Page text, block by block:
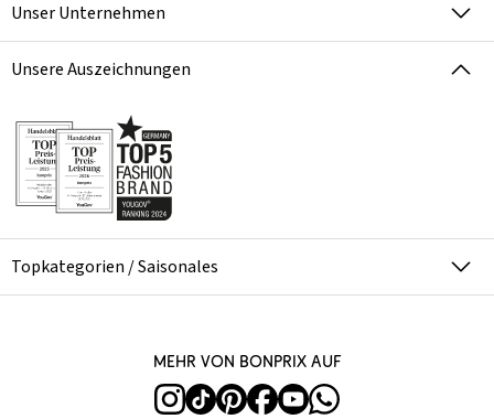
Unser Unternehmen
Unsere Auszeichnungen
Topkategorien / Saisonales
Mehr von bonprix auf